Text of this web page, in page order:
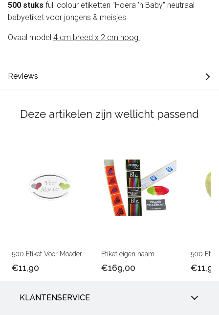
500 stuks full colour etiketten "Hoera 'n Baby" neutraal
babyetiket voor jongens & meisjes.
Ovaal model 4 cm breed x 2 cm hoog.
Reviews
Deze artikelen zijn wellicht passend
500 Etiket Voor Moeder
€11,90
Etiket eigen naam
€169,00
500
€11,90
KLANTENSERVICE